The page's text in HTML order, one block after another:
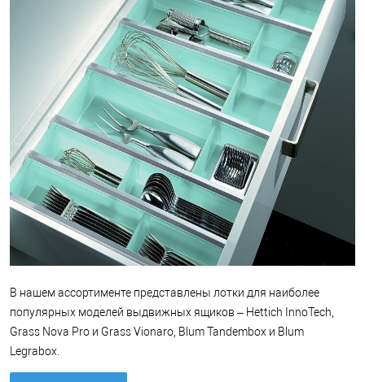
В нашем ассортименте представлены лотки для наиболее
популярных моделей выдвижных ящиков – Hettich InnoTech,
Grass Nova Pro и Grass Vionaro, Blum Tandembox и Blum
Legrabox.